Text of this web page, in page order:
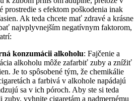
prostredie s efektom poškodenia inak
Ak teda chcete mať zdravé a krásne
najvplyvnejším negatívnym faktorom,
konzumácii alkoholu: Fajčenie a
alkoholu môže zafarbiť zuby a znížiť
Je to spôsobené tým, že chemikálie
a farbivá v alkohole napádajú
sa v ich póroch. Aby ste si teda
zuby, vyhnite cigaretám a nadmernému